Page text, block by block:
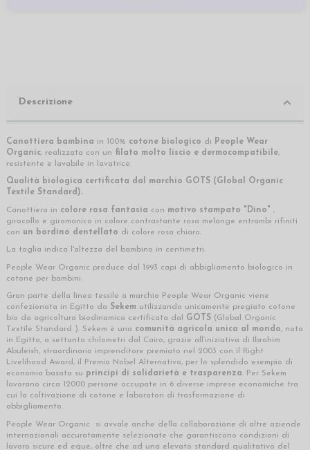
Descrizione
Canottiera bambina in 100% cotone biologico di
People Wear
Organic, realizzata con un filato molto liscio e dermocompatibile,
resistente e lavabile in lavatrice.
Qualità biologica certificata dal marchio GOTS (Global Organic
Textile Standard).
Canottiera in colore rosa fantasia con motivo stampato "Dino" ,
girocollo e giromanica in colore contrastante rosa melange entrambi rifiniti
con un bordino dentellato di colore rosa chiaro.
La taglia indica l'altezza del bambino in centimetri.
People Wear Organic produce dal 1993 capi di abbigliamento biologico in
cotone per bambini.
Gran parte della linea tessile a marchio People Wear Organic viene
confezionata in Egitto da Sekem utilizzando unicamente pregiato cotone
bio da agricoltura biodinamica certificata dal GOTS (Global Organic
Textile Standard ). Sekem è una comunità agricola unica al mondo, nata
in Egitto, a settanta chilometri dal Cairo, grazie all’iniziativa di Ibrahim
Abuleish, straordinario imprenditore premiato nel 2003 con il Right
Livelihood Award, il Premio Nobel Alternativo, per lo splendido esempio di
economia basata su principi di solidarietà e trasparenza. Per Sekem
lavorano circa 12000 persone occupate in 6 diverse imprese economiche tra
cui la coltivazione di cotone e laboratori di trasformazione di
abbigliamento.
People Wear Organic si avvale anche della collaborazione di altre aziende
internazionali accuratamente selezionate che garantiscono condizioni di
lavoro sicure ed eque, oltre che ad una elevato standard qualitativo del